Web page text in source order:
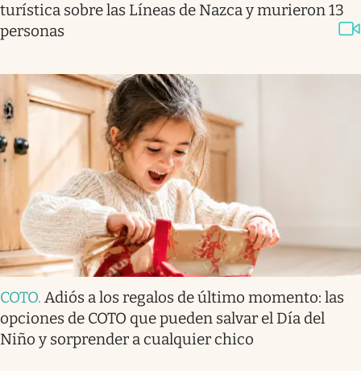
turística sobre las Líneas de Nazca y murieron 13
personas
COTO. Adiós a los regalos de último momento: las
opciones de COTO que pueden salvar el Día del
Niño y sorprender a cualquier chico